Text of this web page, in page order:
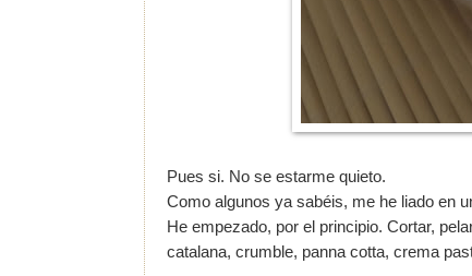
Pues si. No se estarme quieto.
Como algunos ya sabéis, me he liado en
He empezado, por el principio. Cortar,
catalana, crumble, panna cotta, crema